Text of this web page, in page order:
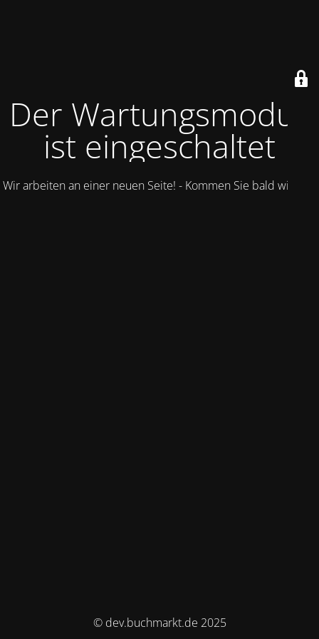
Der Wartungsmodus
ist eingeschaltet
Wir arbeiten an einer neuen Seite! - Kommen Sie bald wieder.
© dev.buchmarkt.de 2025